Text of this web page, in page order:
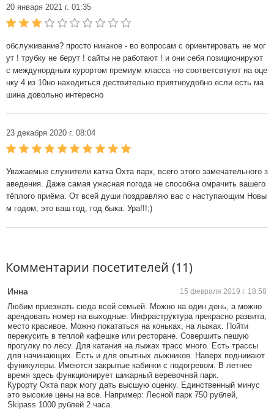
20 января 2021 г. 01:35
обслуживание? просто никакое - во вопросам с ориентировать не мог
ут ! трубку не берут ! сайты не работают ! и они себя позиционируют
с междунордным курортом премиум класса -но соответсвтуют на оце
нку 4 из 10но находиться дествительно приятноудобно если есть ма
шина довольно интересно
23 декабря 2020 г. 08:04
Уважаемые служители катка Охта парк, всего этого замечательного з
аведения. Даже самая ужасная погода не способна омрачить вашего
тёплого приёма. От всей души поздравляю вас с наступающим Новы
м годом, это ваш год, год быка. Ура!!!;)
Комментарии посетителей (11)
Инна 15 февраля 2019 г. 18:58
Любим приезжать сюда всей семьей. Можно на один день, а можно
арендовать номер на выходные. Инфраструктура прекрасно развита,
место красивое. Можно покататься на коньках, на лыжах. Пойти
перекусить в теплой кафешке или ресторане. Совершить пешую
прогулку по лесу. Для катания на лыжах трасс много. Есть трассы
для начинающих. Есть и для опытных лыжников. Наверх поднииают
фуникулеры. Имеются закрытые кабинки с подогревом. В летнее
время здесь функционирует шикарный веревочнвй парк.
Курорту Охта парк могу дать высшую оценку. Единственный минус
это высокие цены на все. Например: Лесной парк 750 рублей,
Skipass 1000 рублей 2 часа.